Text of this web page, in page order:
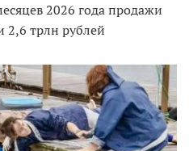
2026 года продажи
2,6 трлн рублей